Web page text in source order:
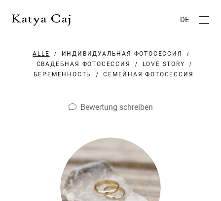
DE
ALLE
ИНДИВИДУАЛЬНАЯ ФОТОСЕССИЯ
СВАДЕБНАЯ ФОТОСЕССИЯ
LOVE STORY
БЕРЕМЕННОСТЬ
СЕМЕЙНАЯ ФОТОСЕССИЯ
Bewertung schreiben